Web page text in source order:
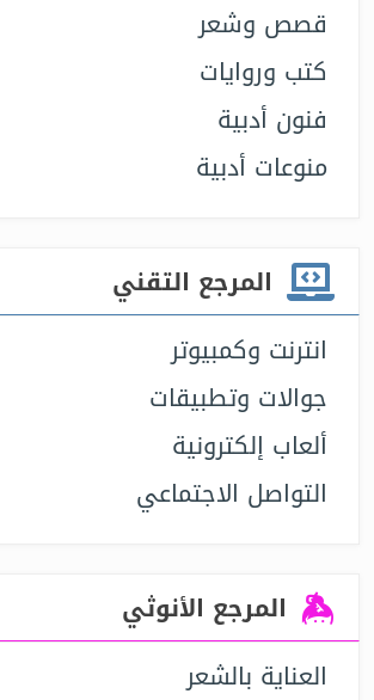
قصص وشعر
كتب وروايات
فنون أدبية
منوعات أدبية
المرجع التقني
انترنت وكمبيوتر
جوالات وتطبيقات
ألعاب إلكترونية
التواصل الاجتماعي
المرجع الأنوثي
العناية بالشعر